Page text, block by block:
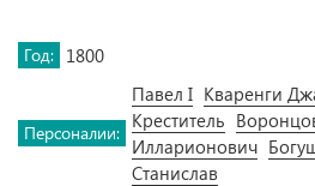
Год: 1800
Персоналии:
Павел I Кваренги
Креститель
Илларионович
Станислав